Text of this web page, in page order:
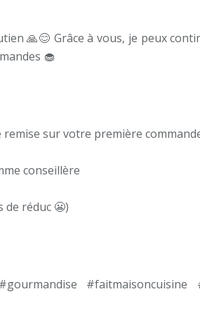
🙏😊 Grâce à vous, je peux
🧁
sur votre première
conseillère
de réduc 😬)
#faitmaisoncuisine